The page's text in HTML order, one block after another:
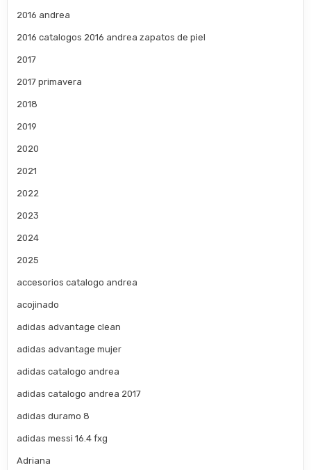
2016 andrea
2016 catalogos 2016 andrea zapatos de piel
2017
2017 primavera
2018
2019
2020
2021
2022
2023
2024
2025
accesorios catalogo andrea
acojinado
adidas advantage clean
adidas advantage mujer
adidas catalogo andrea
adidas catalogo andrea 2017
adidas duramo 8
adidas messi 16.4 fxg
Adriana